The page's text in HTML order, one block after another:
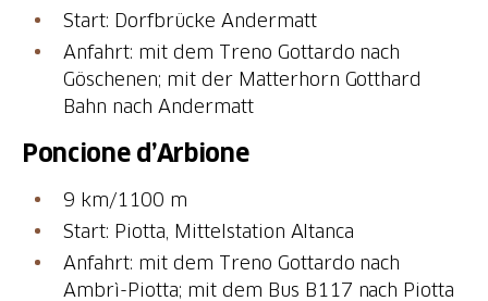
Start: Dorfbrücke Andermatt
Anfahrt: mit dem Treno Gottardo nach
Göschenen; mit der Matterhorn Gotthard
Bahn nach Andermatt
Poncione d’Arbione
9 km/1100 m
Start: Piotta, Mittelstation Altanca
Anfahrt: mit dem Treno Gottardo nach
Ambrì-Piotta; mit dem Bus B117 nach Piotta